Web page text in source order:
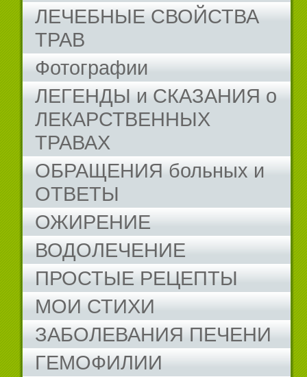
ЛЕЧЕБНЫЕ СВОЙСТВА
ТРАВ
Фотографии
ЛЕГЕНДЫ и СКАЗАНИЯ о
ЛЕКАРСТВЕННЫХ
ТРАВАХ
ОБРАЩЕНИЯ больных и
ОТВЕТЫ
ОЖИРЕНИЕ
ВОДОЛЕЧЕНИЕ
ПРОСТЫЕ РЕЦЕПТЫ
МОИ СТИХИ
ЗАБОЛЕВАНИЯ ПЕЧЕНИ
ГЕМОФИЛИИ